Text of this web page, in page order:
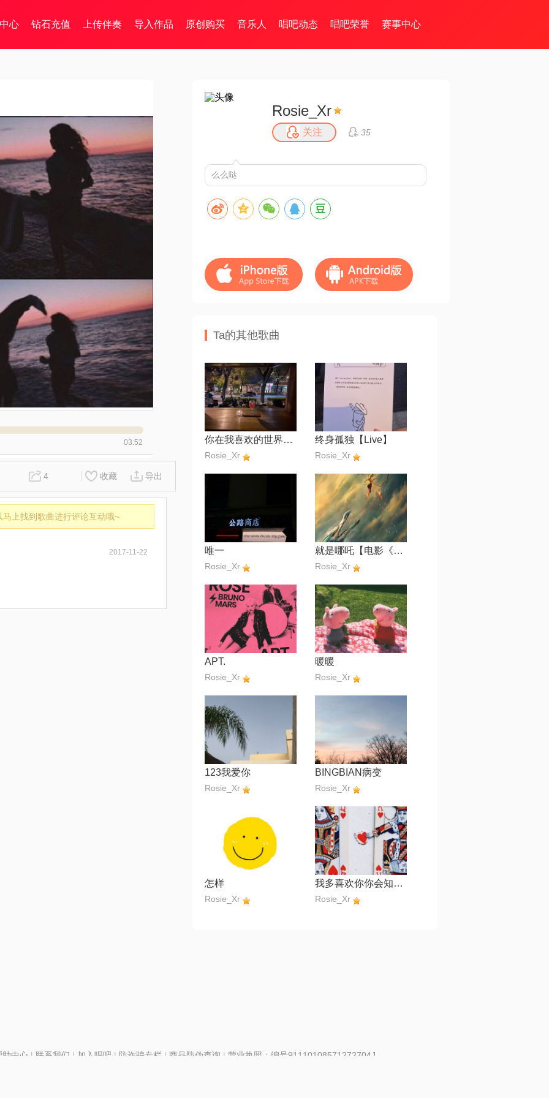
心 钻石充值 上传伴奏 导入作品 原创购买 音乐人 唱吧动态 唱吧荣誉 赛事中心
03:52
4 收藏 导出
马上找到歌曲进行评论互动哦~
2017-11-22
Rosie_Xr
关注 35
么么哒
Ta的其他歌曲
你在我喜欢的世界里【影视剧《爱你》主题曲】
Rosie_Xr
终身孤独【Live】
Rosie_Xr
唯一
Rosie_Xr
就是哪吒【电影《哪吒之魔童闹海》角色曲】
Rosie_Xr
APT.
Rosie_Xr
暖暖
Rosie_Xr
123我爱你
Rosie_Xr
BINGBIAN病变
Rosie_Xr
怎样
Rosie_Xr
我多喜欢你你会知道【立明】
Rosie_Xr
助中心 | 联系我们 | 加入唱吧 | 防诈骗专栏 | 商品防伪查询 | 营业执照：编号91110108571272704J